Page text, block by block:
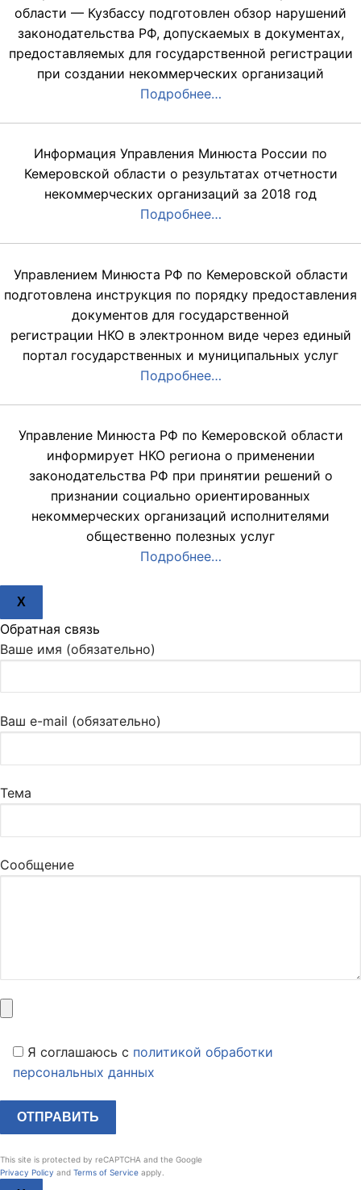
области — Кузбассу подготовлен обзор нарушений
законодательства РФ, допускаемых в документах,
предоставляемых для государственной регистрации
при создании некоммерческих организаций
Подробнее…
Информация Управления Минюста России по
Кемеровской области о результатах отчетности
некоммерческих организаций за 2018 год
Подробнее…
Управлением Минюста РФ по Кемеровской области
подготовлена инструкция по порядку предоставления
документов для государственной
регистрации НКО в электронном виде через единый
портал государственных и муниципальных услуг
Подробнее…
Управление Минюста РФ по Кемеровской области
информирует НКО региона о применении
законодательства РФ при принятии решений о
признании социально ориентированных
некоммерческих организаций исполнителями
общественно полезных услуг
Подробнее…
X
Обратная связь
Ваше имя (обязательно)
Ваш e-mail (обязательно)
Тема
Сообщение
Я соглашаюсь c политикой обработки
персональных данных
This site is protected by reCAPTCHA and the Google
Privacy Policy and Terms of Service apply.